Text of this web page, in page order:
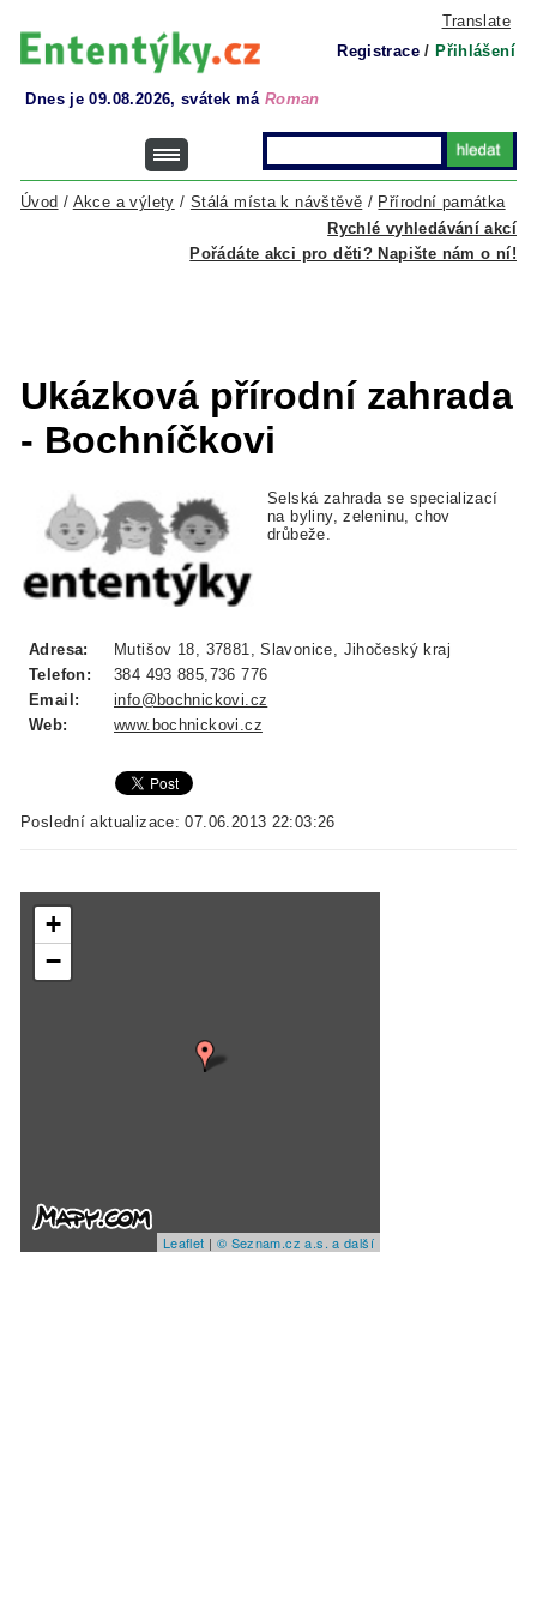
Translate
Registrace / Přihlášení
Dnes je 09.08.2026, svátek má Roman
Rychlé vyhledávání akcí
Úvod / Akce a výlety / Stálá místa k návštěvě / Přírodní památka
Pořádáte akci pro děti? Napište nám o ní!
Ukázková přírodní zahrada
- Bochníčkovi
Selská zahrada se specializací
na byliny, zeleninu, chov
drůbeže.
Adresa:
Mutišov 18, 37881, Slavonice, Jihočeský kraj
Telefon:
384 493 885,736 776
Email:
info@bochnickovi.cz
Web:
www.bochnickovi.cz
Poslední aktualizace: 07.06.2013 22:03:26
+
−
Leaflet | © Seznam.cz a.s. a další